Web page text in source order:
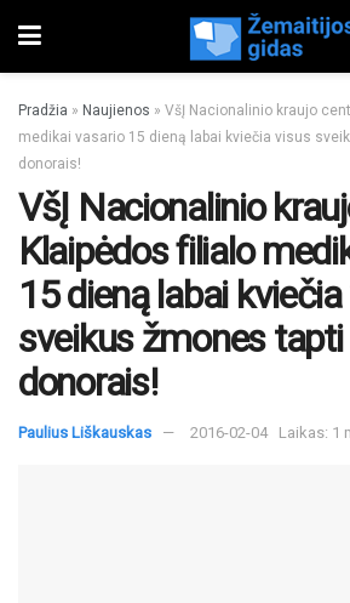
Pradžia » Naujienos » VšĮ Nacionalinio kraujo
medikai vasario 15 dieną labai kviečia visus
donorais!
VšĮ Nacionalinio
Klaipėdos filialo
15 dieną labai
sveikus žmones tapti
donorais!
Paulius Liškauskas 2016-02-04 Laikas: 1